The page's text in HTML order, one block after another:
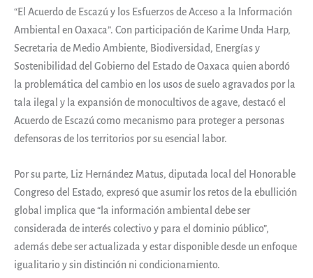
“El Acuerdo de Escazú y los Esfuerzos de Acceso a la Información
Ambiental en Oaxaca”. Con participación de Karime Unda Harp,
Secretaria de Medio Ambiente, Biodiversidad, Energías y
Sostenibilidad del Gobierno del Estado de Oaxaca quien abordó
la problemática del cambio en los usos de suelo agravados por la
tala ilegal y la expansión de monocultivos de agave, destacó el
Acuerdo de Escazú como mecanismo para proteger a personas
defensoras de los territorios por su esencial labor.
Por su parte, Liz Hernández Matus, diputada local del Honorable
Congreso del Estado, expresó que asumir los retos de la ebullición
global implica que “la información ambiental debe ser
considerada de interés colectivo y para el dominio público”,
además debe ser actualizada y estar disponible desde un enfoque
igualitario y sin distinción ni condicionamiento.